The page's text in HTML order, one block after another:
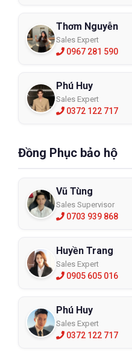
Thơm Nguyễn
Sales Expert
0967 281 590
Phú Huy
Sales Expert
0372 122 717
Đồng Phục bảo hộ
Vũ Tùng
Sales Supervisor
0703 939 868
Huyền Trang
Sales Expert
0905 605 016
Phú Huy
Sales Expert
0372 122 717